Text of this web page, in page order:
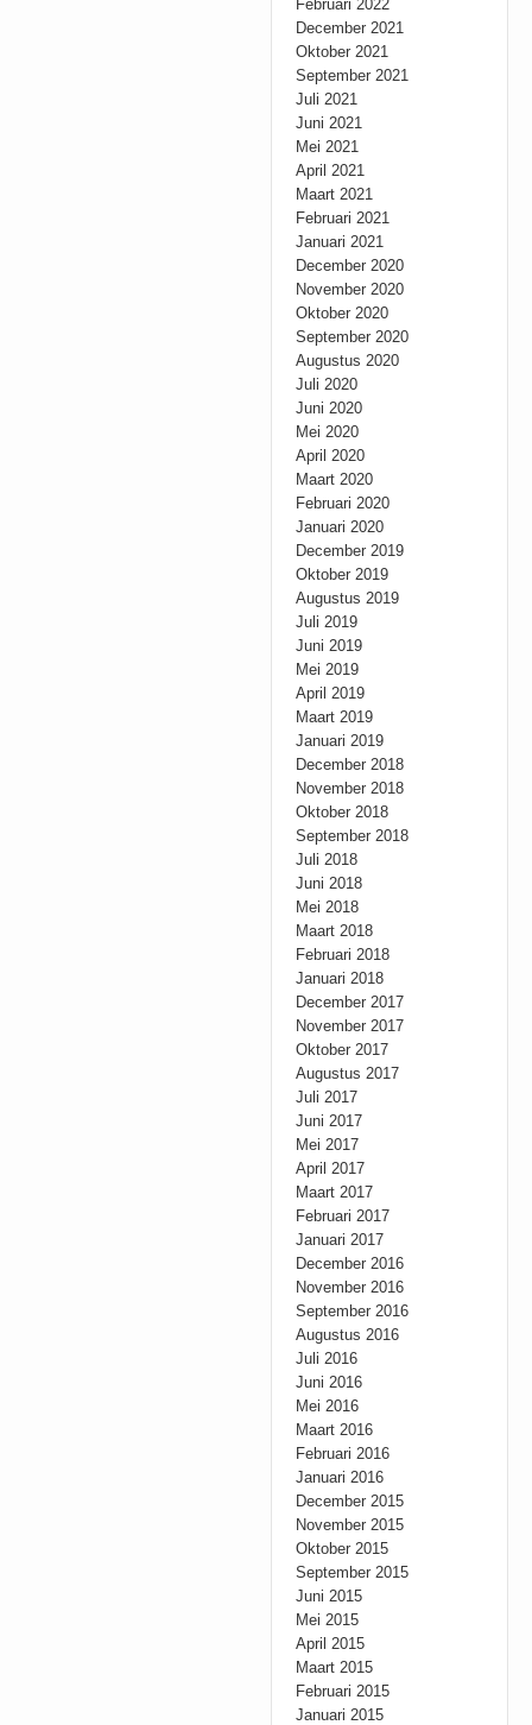
Februari 2022
December 2021
Oktober 2021
September 2021
Juli 2021
Juni 2021
Mei 2021
April 2021
Maart 2021
Februari 2021
Januari 2021
December 2020
November 2020
Oktober 2020
September 2020
Augustus 2020
Juli 2020
Juni 2020
Mei 2020
April 2020
Maart 2020
Februari 2020
Januari 2020
December 2019
Oktober 2019
Augustus 2019
Juli 2019
Juni 2019
Mei 2019
April 2019
Maart 2019
Januari 2019
December 2018
November 2018
Oktober 2018
September 2018
Juli 2018
Juni 2018
Mei 2018
Maart 2018
Februari 2018
Januari 2018
December 2017
November 2017
Oktober 2017
Augustus 2017
Juli 2017
Juni 2017
Mei 2017
April 2017
Maart 2017
Februari 2017
Januari 2017
December 2016
November 2016
September 2016
Augustus 2016
Juli 2016
Juni 2016
Mei 2016
Maart 2016
Februari 2016
Januari 2016
December 2015
November 2015
Oktober 2015
September 2015
Juni 2015
Mei 2015
April 2015
Maart 2015
Februari 2015
Januari 2015